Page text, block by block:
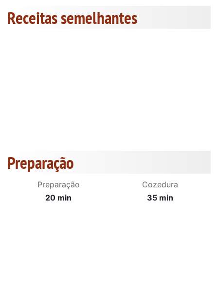
Receitas semelhantes
Preparação
Preparação
20 min
Cozedura
35 min